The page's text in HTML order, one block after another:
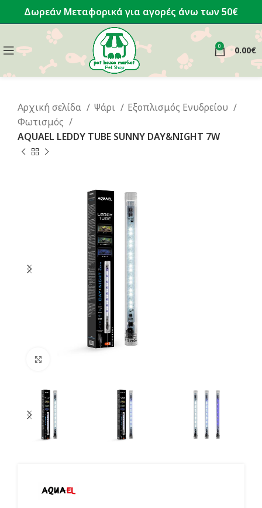
Δωρεάν Μεταφορικά για αγορές άνω των 50€
0 0.00€
Αρχική σελίδα Ψάρι
Εξοπλισμός Ενυδρείου
Φωτισμός
AQUAEL LEDDY TUBE SUNNY DAY&NIGHT 7W